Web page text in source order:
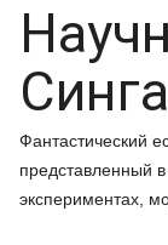
Фантастический
представленный
экспериментах,